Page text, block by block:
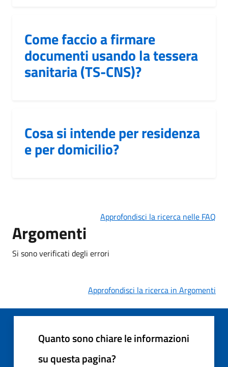
Come faccio a firmare
documenti usando la tessera
sanitaria (TS-CNS)?
Cosa si intende per residenza
e per domicilio?
Approfondisci la ricerca nelle FAQ
Argomenti
Si sono verificati degli errori
Approfondisci la ricerca in Argomenti
Quanto sono chiare le informazioni
su questa pagina?